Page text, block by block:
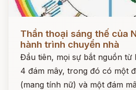
Đọc ngay
Thần thoại sáng thế của
hành trình chuyển nhà
Đầu tiên, mọi sự bắt nguồn từ
4 đám mây, trong đó có một
(mang tính nữ) và một đám